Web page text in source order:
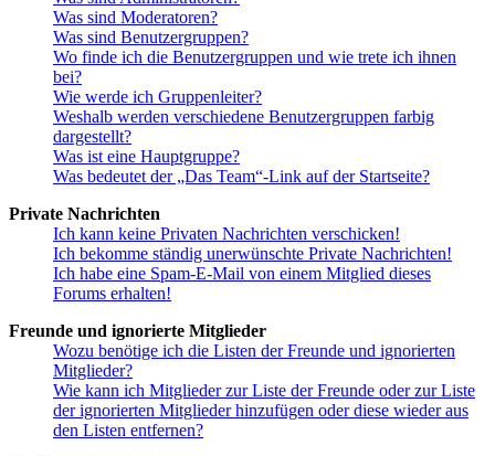
Was sind Moderatoren?
Was sind Benutzergruppen?
Wo finde ich die Benutzergruppen und wie trete ich ihnen
bei?
Wie werde ich Gruppenleiter?
Weshalb werden verschiedene Benutzergruppen farbig
dargestellt?
Was ist eine Hauptgruppe?
Was bedeutet der „Das Team“-Link auf der Startseite?
Private Nachrichten
Ich kann keine Privaten Nachrichten verschicken!
Ich bekomme ständig unerwünschte Private Nachrichten!
Ich habe eine Spam-E-Mail von einem Mitglied dieses
Forums erhalten!
Freunde und ignorierte Mitglieder
Wozu benötige ich die Listen der Freunde und ignorierten
Mitglieder?
Wie kann ich Mitglieder zur Liste der Freunde oder zur Liste
der ignorierten Mitglieder hinzufügen oder diese wieder aus
den Listen entfernen?